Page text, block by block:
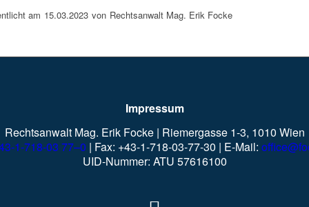
am 15.03.2023 von Rechtsanwalt Mag. Erik Focke
Impressum
Rechtsanwalt Mag. Erik Focke | Riemergasse 1-3, 1010 Wien
1-718-03 77–0 | Fax: +43-1-718-03-77-30 | E-Mail:
UID-Nummer: ATU 57616100